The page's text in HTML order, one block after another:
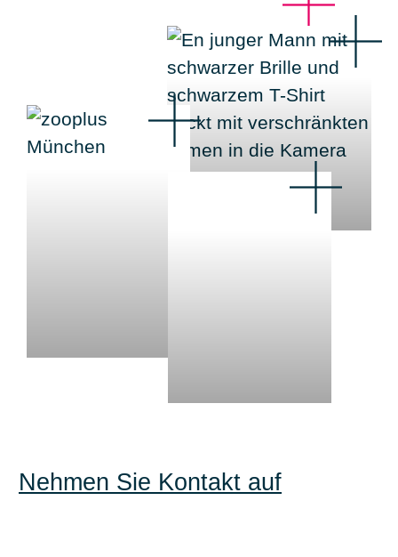
Nehmen Sie Kontakt auf